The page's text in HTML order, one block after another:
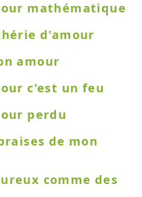
mathématique
d'amour
amour
c'est un feu
perdu
de mon
comme des